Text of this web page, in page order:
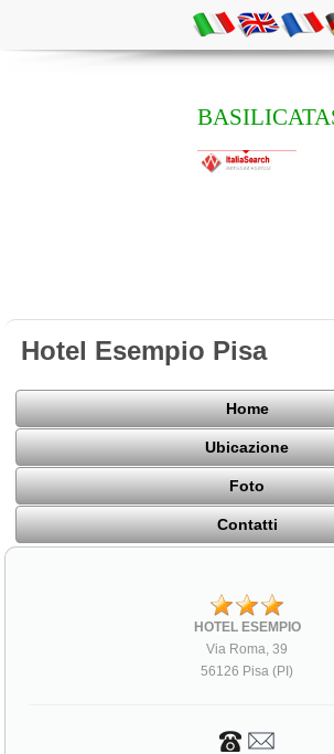
Hotel Esempio Pisa
Home
Ubicazione
Foto
Contatti
HOTEL ESEMPIO
Via Roma, 39
56126 Pisa (PI)